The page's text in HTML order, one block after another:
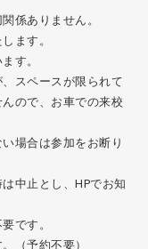
係ありません。
ます。
す。
スペースが限られて
ので、お車での来校
場合は参加をお断り
中止とし、HPでお知
です。
（予約不要）